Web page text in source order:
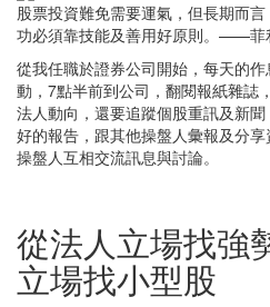
股票投資難免需要運氣，但長期而
功必須靠技能及善用好原則。——菲
從我任職於證券公司開始，每天的
動，7點半前到公司，翻閱報紙雜誌
法人動向，還要追蹤個股重訊及新
好的報告，跟其他操盤人彙報及分
操盤人互相交流訊息與討論。
從法人立場找強
立場找小型股